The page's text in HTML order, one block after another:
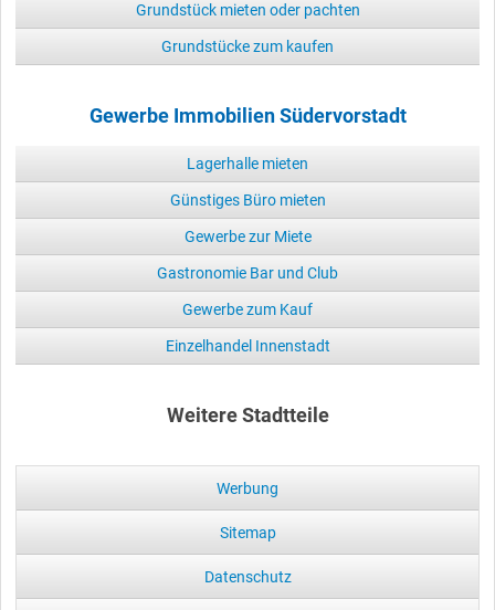
Grundstück mieten oder pachten
Grundstücke zum kaufen
Gewerbe Immobilien Südervorstadt
Lagerhalle mieten
Günstiges Büro mieten
Gewerbe zur Miete
Gastronomie Bar und Club
Gewerbe zum Kauf
Einzelhandel Innenstadt
Weitere Stadtteile
Werbung
Sitemap
Datenschutz